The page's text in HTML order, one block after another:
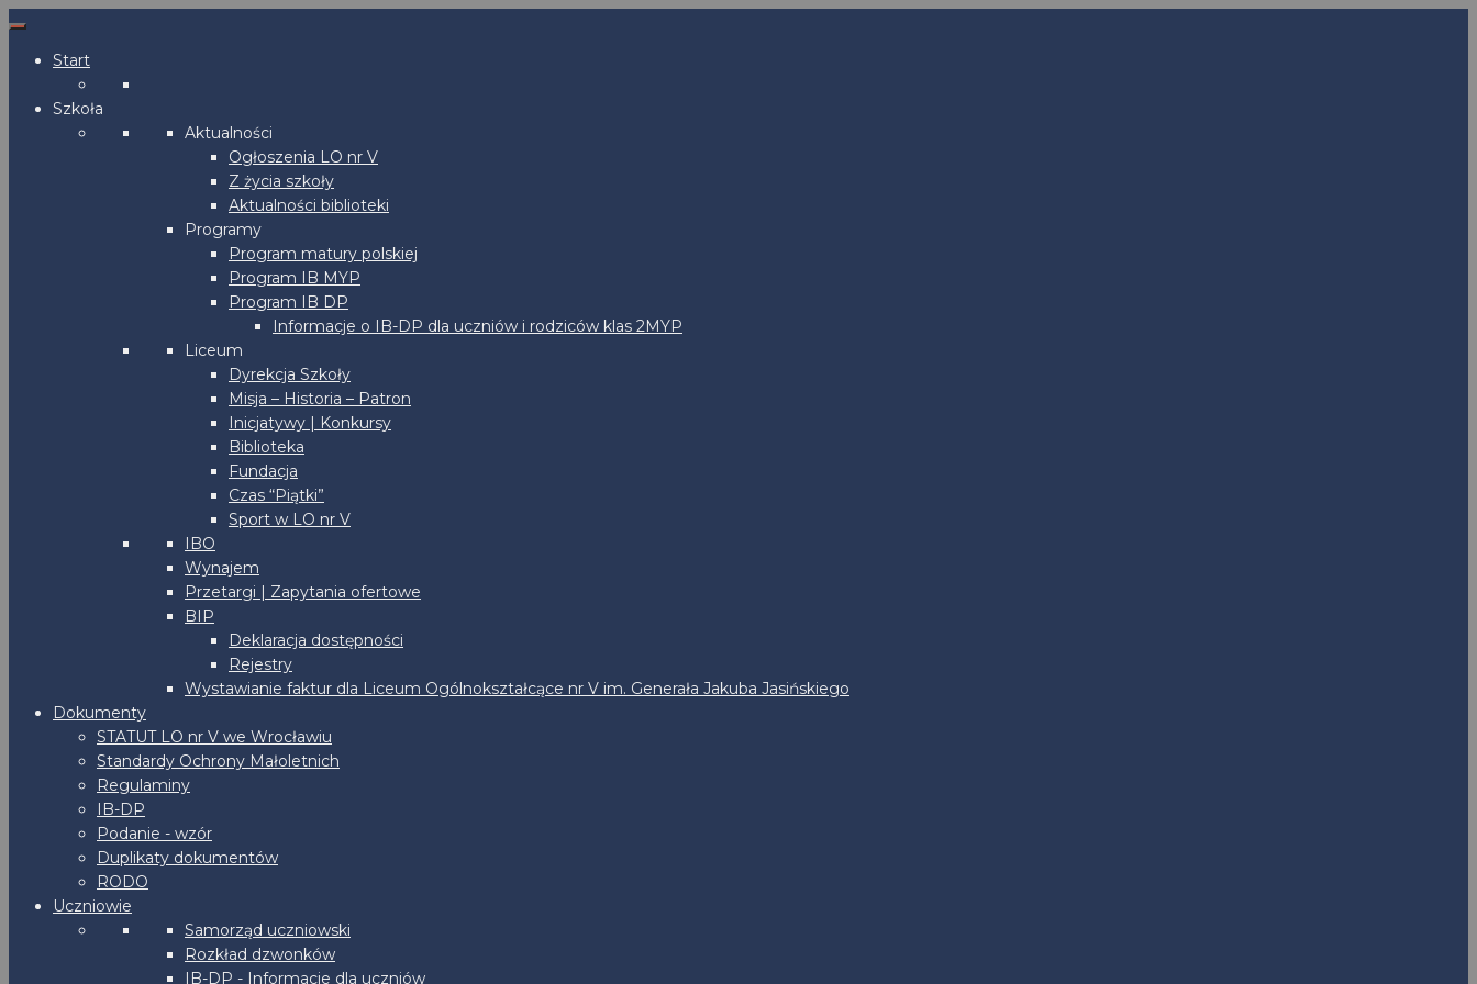
Start
Szkoła
Aktualności
Ogłoszenia LO nr V
Z życia szkoły
Aktualności biblioteki
Programy
Program matury polskiej
Program IB MYP
Program IB DP
Informacje o IB-DP dla uczniów i rodziców klas 2MYP
Liceum
Dyrekcja Szkoły
Misja – Historia – Patron
Inicjatywy | Konkursy
Biblioteka
Fundacja
Czas “Piątki”
Sport w LO nr V
IBO
Wynajem
Przetargi | Zapytania ofertowe
BIP
Deklaracja dostępności
Rejestry
Wystawianie faktur dla Liceum Ogólnokształcące nr V im. Generała Jakuba Jasińskiego
Dokumenty
STATUT LO nr V we Wrocławiu
Standardy Ochrony Małoletnich
Regulaminy
IB-DP
Podanie - wzór
Duplikaty dokumentów
RODO
Uczniowie
Samorząd uczniowski
Rozkład dzwonków
IB-DP - Informacje dla uczniów